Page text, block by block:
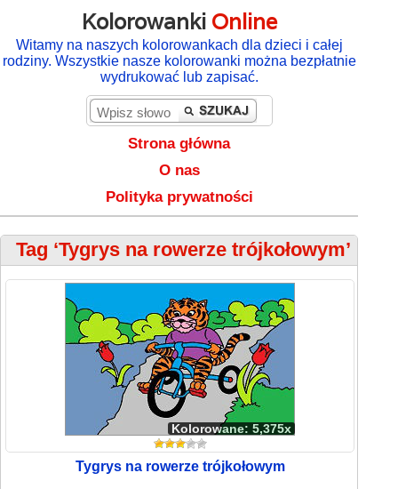
Kolorowanki Online
Witamy na naszych kolorowankach dla dzieci i całej
rodziny. Wszystkie nasze kolorowanki można bezpłatnie
wydrukować lub zapisać.
Strona główna
O nas
Polityka prywatności
Tag ‘Tygrys na rowerze trójkołowym’
Kolorowane: 5,375x
Tygrys na rowerze trójkołowym